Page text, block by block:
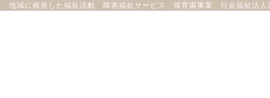
地域に根差した福祉活動 障害福祉サービス 保育園事業 社会福祉法人